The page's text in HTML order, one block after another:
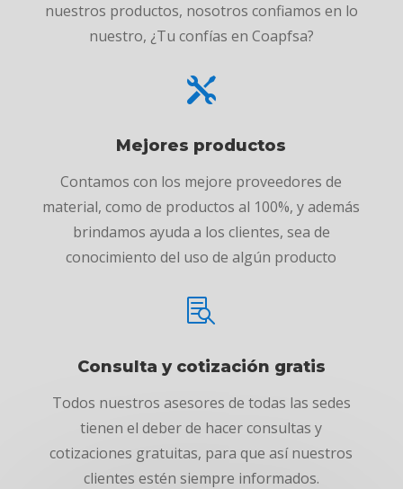
nuestros productos, nosotros confiamos en lo
nuestro, ¿Tu confías en Coapfsa?

Mejores productos
Contamos con los mejore proveedores de
material, como de productos al 100%, y además
brindamos ayuda a los clientes, sea de
conocimiento del uso de algún producto

Consulta y cotización gratis
Todos nuestros asesores de todas las sedes
tienen el deber de hacer consultas y
cotizaciones gratuitas, para que así nuestros
clientes estén siempre informados.